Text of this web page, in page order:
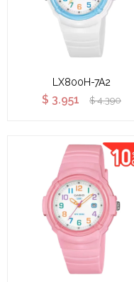
LX800H-7A2
$ 3.951 $ 4.390